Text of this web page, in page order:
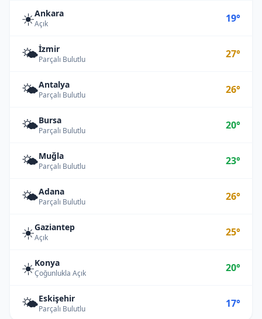
☀️Ankara
Açık 19°
🌤️İzmir
Parçalı Bulutlu 27°
🌤️Antalya
Parçalı Bulutlu 26°
🌤️Bursa
Parçalı Bulutlu 20°
🌤️Muğla
Parçalı Bulutlu 23°
🌤️Adana
Parçalı Bulutlu 26°
☀️Gaziantep
Açık 25°
☀️Konya
Çoğunlukla Açık 20°
🌤️Eskişehir
Parçalı Bulutlu 17°